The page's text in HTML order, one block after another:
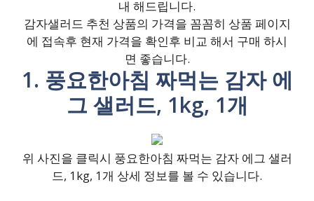
내 해드립니다.
감자샐러드 추천 상품의 가격을 꼼꼼히 상품 페이지
에 접속후 현재 가격을 확인후 비교 해서 구매 하시
면 좋습니다.
1. 풍요한아침 짜먹는 감자 에
그 샐러드, 1kg, 1개
위 사진을 클릭시 풍요한아침 짜먹는 감자 에그 샐러
드, 1kg, 1개 상세 정보를 볼 수 있습니다.